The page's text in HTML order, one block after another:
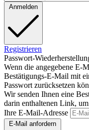
Anmelden
Registrieren
Passwort-
Wenn die angegebene E-
Bestätigungs-E-Mail mit
Passwort zurücksetzen
Wir senden Ihnen eine
darin enthaltenen Link,
Ihre E-Mail-Adresse
E-Mail anfordern